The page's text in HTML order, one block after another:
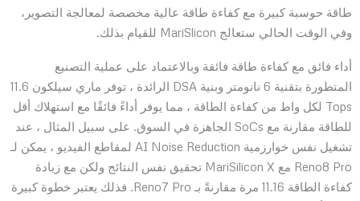
طاقة حوسبة كبيرة مع كفاءة طاقة عالية مخصصة لمعالجة التصوير،
وفي الوقت الحالي ستعالج MariSlicon للقيام بذلك.
أداء فائق مع كفاءة طاقة فائقة وبالاعتماد على عملية التصنيع
المتطورة بتقنية 6 نانومتر وبنية DSA الرائدة ، توفر ماري سيلكون 11.6
Tops لكل واط من كفاءة الطاقة ، مما يوفر أداءً فائقًا مع استهلاك أقل
للطاقة مقارنة مع SoCs الجاهزة في السوق. على سبيل المثال ، عند
تشغيل نفس خوارزمية AI Noise Reduction لمقاطع الفيديو ، يمكن لـ
Reno8 Pro مع MariSilicon X تحقيق نفس النتائج ولكن مع زيادة
كفاءة الطاقة 11.16 مرة مقارنةً بـ Reno7 Pro. فذلك يعتبر خطوة كبيرة